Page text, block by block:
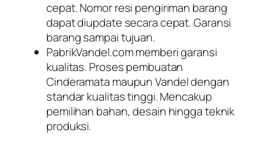
cepat. Nomor resi pengiriman barang
dapat diupdate secara cepat. Garansi
barang sampai tujuan.
PabrikVandel.com memberi garansi
kualitas. Proses pembuatan
Cinderamata maupun Vandel dengan
standar kualitas tinggi. Mencakup
pemilihan bahan, desain hingga teknik
produksi.